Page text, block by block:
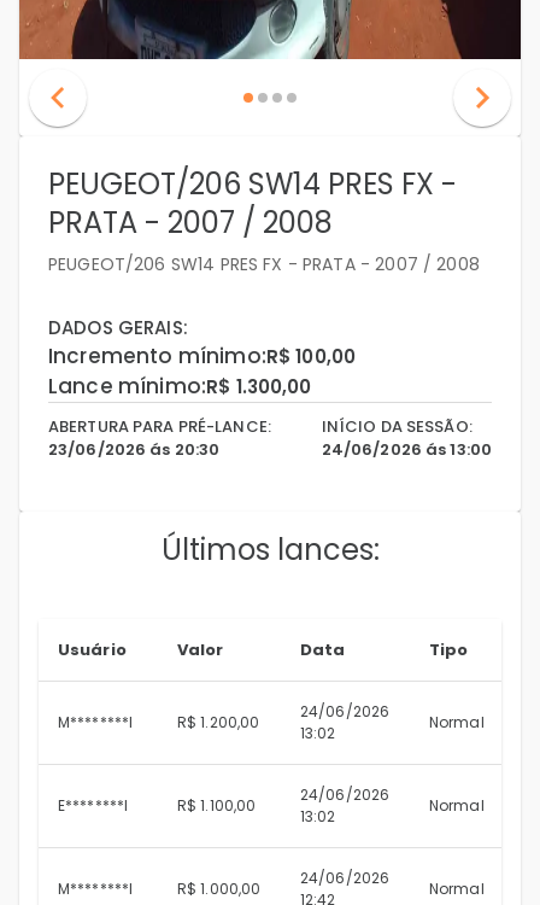
PEUGEOT/206 SW14 PRES FX -
PRATA - 2007 / 2008
PEUGEOT/206 SW14 PRES FX - PRATA - 2007 / 2008
DADOS GERAIS:
Incremento mínimo:R$ 100,00
Lance mínimo:R$ 1.300,00
ABERTURA PARA PRÉ-LANCE:
23/06/2026 ás 20:30
INÍCIO DA SESSÃO:
24/06/2026 ás 13:00
Últimos lances:
Usuário Valor Data Tipo
M********I R$ 1.200,00
24/06/2026
13:02
Normal
E********I R$ 1.100,00
24/06/2026
13:02
Normal
M********I R$ 1.000,00
24/06/2026
12:42
Normal